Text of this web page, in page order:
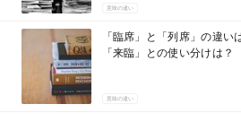
意味の違い
「臨席」と「列席」の違い
「来臨」との使い分けは？
意味の違い